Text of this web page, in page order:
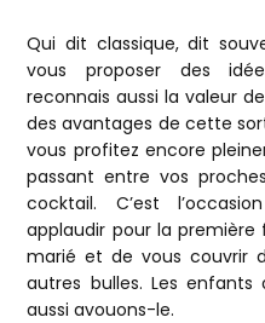
Qui dit classique, dit
vous proposer des
reconnais aussi la valeur
des avantages de cette
vous profitez encore
passant entre vos
cocktail. C’est
applaudir pour la
marié et de vous couvrir
autres bulles. Les
aussi avouons-le.